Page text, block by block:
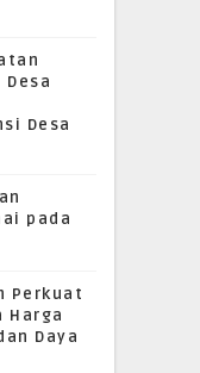
Desa
pada
Perkuat
Harga
Daya